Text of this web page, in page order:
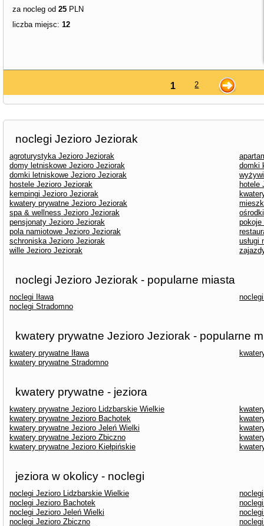
za nocleg od 25 PLN
liczba miejsc: 12
1 2
noclegi Jezioro Jeziorak
agroturystyka Jezioro Jeziorak
domy letniskowe Jezioro Jeziorak
domki
domki letniskowe Jezioro Jeziorak
hostele Jezioro Jeziorak
hotele
kempingi Jezioro Jeziorak
kwatery prywatne Jezioro Jeziorak
spa & wellness Jezioro Jeziorak
pensjonaty Jezioro Jeziorak
pokoje
pola namiotowe Jezioro Jeziorak
schroniska Jezioro Jeziorak
usługi
wille Jezioro Jeziorak
noclegi Jezioro Jeziorak - popularne miasta
noclegi Iława
noclegi Stradomno
kwatery prywatne Jezioro Jeziorak - popularne
kwatery prywatne Iława
kwatery prywatne Stradomno
kwatery prywatne - jeziora
kwatery prywatne Jezioro Lidzbarskie Wielkie
kwatery prywatne Jezioro Bachotek
kwatery prywatne Jezioro Jeleń Wielki
kwatery prywatne Jezioro Zbiczno
kwatery prywatne Jezioro Kiełpińskie
jeziora w okolicy - noclegi
noclegi Jezioro Lidzbarskie Wielkie
noclegi Jezioro Bachotek
noclegi Jezioro Jeleń Wielki
noclegi Jezioro Zbiczno